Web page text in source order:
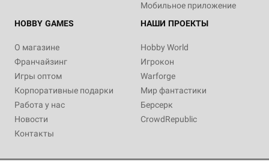
Мобильное приложение
HOBBY GAMES
О магазине
Франчайзинг
Игры оптом
Корпоративные подарки
Работа у нас
Новости
Контакты
НАШИ ПРОЕКТЫ
Hobby World
Игрокон
Warforge
Мир фантастики
Берсерк
CrowdRepublic